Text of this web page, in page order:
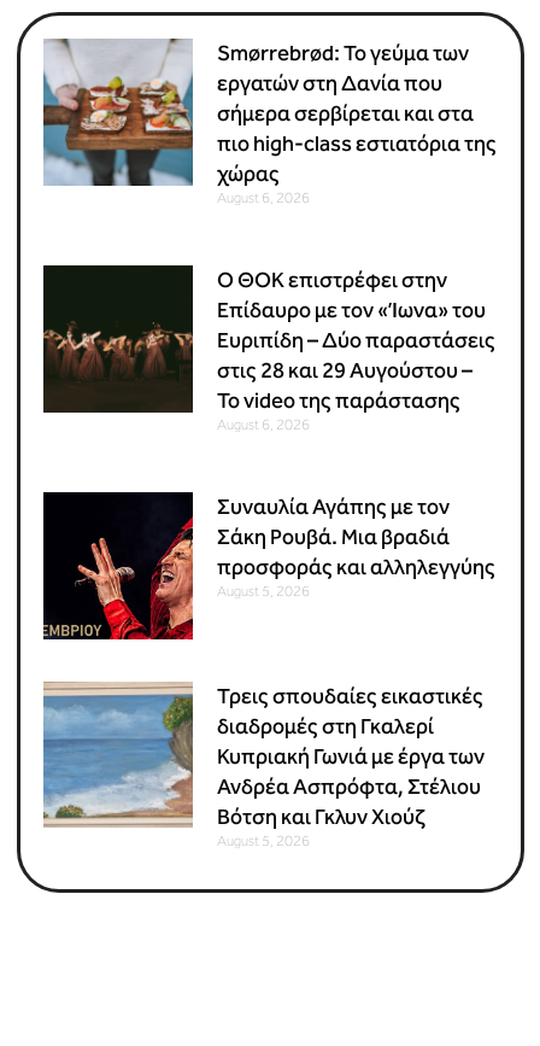
Smørrebrød: Το γεύμα των
εργατών στη Δανία που
σήμερα σερβίρεται και στα
πιο high-class εστιατόρια της
χώρας
August 6, 2026
Ο ΘΟΚ επιστρέφει στην
Επίδαυρο με τον «Ίωνα» του
Ευριπίδη – Δύο παραστάσεις
στις 28 και 29 Αυγούστου –
Το video της παράστασης
August 6, 2026
Συναυλία Αγάπης με τον
Σάκη Ρουβά. Μια βραδιά
προσφοράς και αλληλεγγύης
August 5, 2026
Τρεις σπουδαίες εικαστικές
διαδρομές στη Γκαλερί
Κυπριακή Γωνιά με έργα των
Ανδρέα Ασπρόφτα, Στέλιου
Βότση και Γκλυν Χιούζ
August 5, 2026